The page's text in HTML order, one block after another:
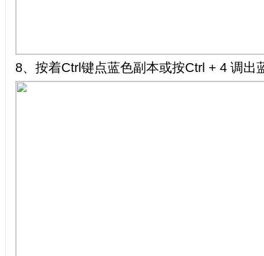
8、按着Ctrl键点蓝色副本或按Ctrl + 4 调出